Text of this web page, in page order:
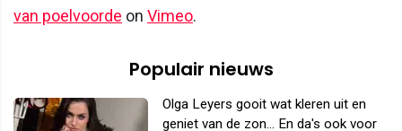
van poelvoorde on Vimeo.
Populair nieuws
Olga Leyers gooit wat kleren uit en
geniet van de zon... En da's ook voor